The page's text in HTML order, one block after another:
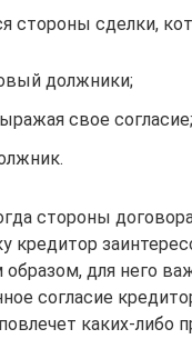
стороны сделки,
должники;
свое согласие;
стороны
кредитор
для него
согласие
каких-либо